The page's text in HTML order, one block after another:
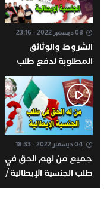
08 ديسمبر 2022 - 23:16
الشروط والوثائق
المطلوبة لدفع طلب
الجنسية الإيطالية عن
طريق الإقامة / توضيح
مبسط وشامل
04 ديسمبر 2022 - 18:33
جميع من لهم الحق في
طلب الجنسية الإيطالية /
Cittadinanza italiana